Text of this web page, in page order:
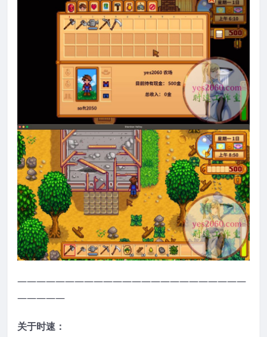
————————————————————————
—————
关于时速：